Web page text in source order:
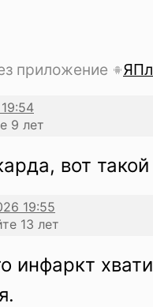
приложение
9 лет
вот
13 лет
инфаркт